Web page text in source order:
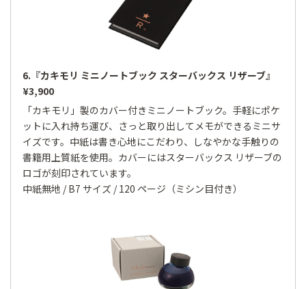
6.『カキモリ ミニノートブック スターバックス リザーブ』
¥3,900
「カキモリ」製のカバー付きミニノートブック。手軽にポケ
ットに入れ持ち運び、さっと取り出してメモができるミニサ
イズです。中紙は書き心地にこだわり、しなやかな手触りの
書籍用上質紙を使用。カバーにはスターバックス リザーブの
ロゴが刻印されています。
中紙無地 / B7 サイズ / 120 ページ（ミシン目付き）